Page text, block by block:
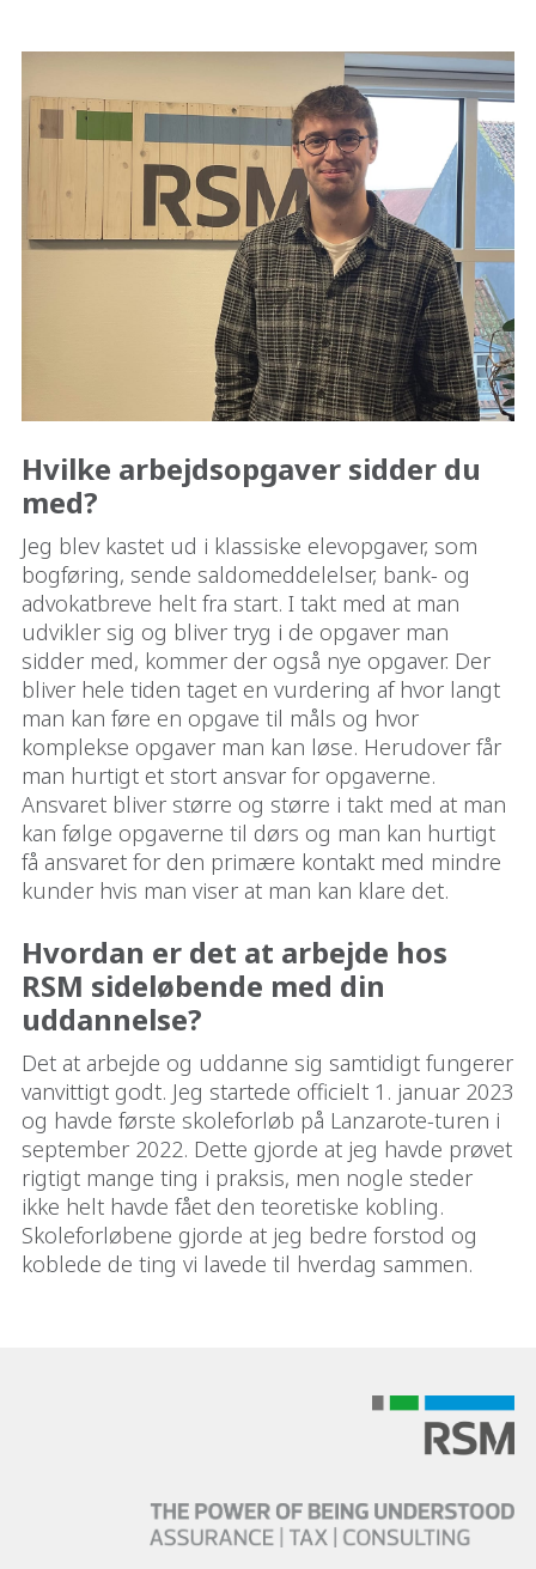
Hvilke arbejdsopgaver sidder du
med?
Jeg blev kastet ud i klassiske elevopgaver, som
bogføring, sende saldomeddelelser, bank- og
advokatbreve helt fra start. I takt med at man
udvikler sig og bliver tryg i de opgaver man
sidder med, kommer der også nye opgaver. Der
bliver hele tiden taget en vurdering af hvor langt
man kan føre en opgave til måls og hvor
komplekse opgaver man kan løse. Herudover får
man hurtigt et stort ansvar for opgaverne.
Ansvaret bliver større og større i takt med at man
kan følge opgaverne til dørs og man kan hurtigt
få ansvaret for den primære kontakt med mindre
kunder hvis man viser at man kan klare det.
Hvordan er det at arbejde hos
RSM sideløbende med din
uddannelse?
Det at arbejde og uddanne sig samtidigt fungerer
vanvittigt godt. Jeg startede officielt 1. januar 2023
og havde første skoleforløb på Lanzarote-turen i
september 2022. Dette gjorde at jeg havde prøvet
rigtigt mange ting i praksis, men nogle steder
ikke helt havde fået den teoretiske kobling.
Skoleforløbene gjorde at jeg bedre forstod og
koblede de ting vi lavede til hverdag sammen.